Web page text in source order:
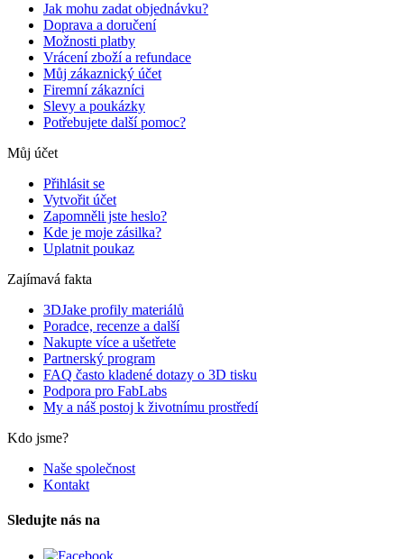
Jak mohu zadat objednávku?
Doprava a doručení
Možnosti platby
Vrácení zboží a refundace
Můj zákaznický účet
Firemní zákazníci
Slevy a poukázky
Potřebujete další pomoc?
Můj účet
Přihlásit se
Vytvořit účet
Zapomněli jste heslo?
Kde je moje zásilka?
Uplatnit poukaz
Zajímavá fakta
3DJake profily materiálů
Poradce, recenze a další
Nakupte více a ušetřete
Partnerský program
FAQ často kladené dotazy o 3D tisku
Podpora pro FabLabs
My a náš postoj k životnímu prostředí
Kdo jsme?
Naše společnost
Kontakt
Sledujte nás na